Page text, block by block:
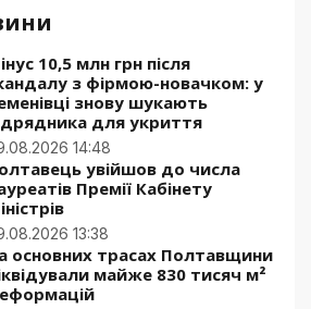
10,5 млн грн після
з фірмою-новачком: у
знову шукають
для укриття
14:48
увійшов до числа
Премії Кабінету
13:38
основних трасах Полтавщини
майже 830 тисяч м²